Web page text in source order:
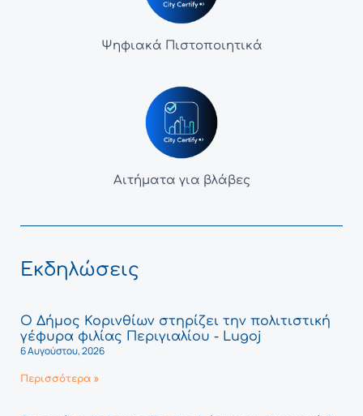
Ψηφιακά Πιστοποιητικά
Αιτήματα για βλάβες
Εκδηλώσεις
Ο Δήμος Κορινθίων στηρίζει την πολιτιστική
γέφυρα φιλίας Περιγιαλίου - Lugoj
6 Αυγούστου, 2026
Περισσότερα »